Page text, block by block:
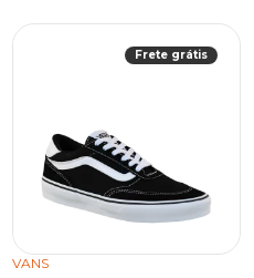
Frete grátis
VANS